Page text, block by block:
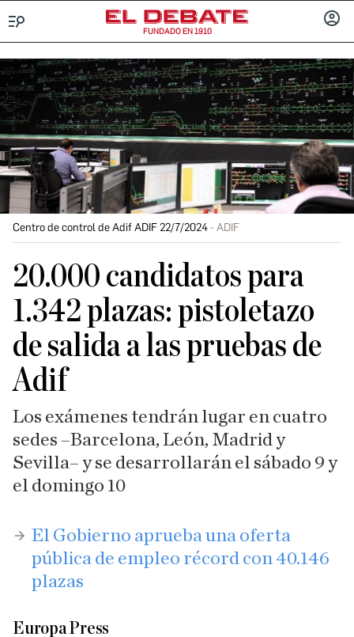
FUNDADO EN 1910
Centro de control de Adif ADIF 22/7/2024 ADIF
20.000 candidatos para
1.342 plazas: pistoletazo
de salida a las pruebas de
Adif
Los exámenes tendrán lugar en cuatro
sedes –Barcelona, León, Madrid y
Sevilla– y se desarrollarán el sábado 9 y
el domingo 10
​El Gobierno aprueba una oferta
pública de empleo récord con 40.146
plazas
Europa Press